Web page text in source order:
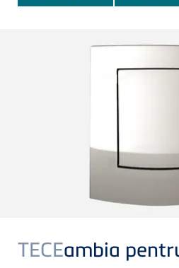
TECEambia